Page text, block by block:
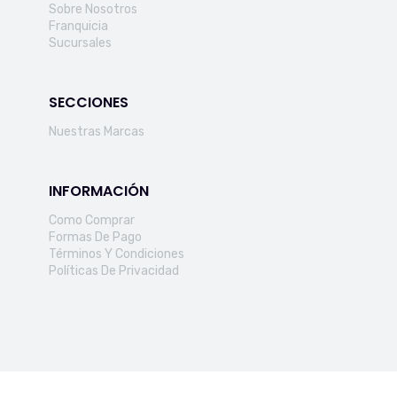
Sobre Nosotros
Franquicia
Sucursales
SECCIONES
Nuestras Marcas
INFORMACIÓN
Como Comprar
Formas De Pago
Términos Y Condiciones
Políticas De Privacidad